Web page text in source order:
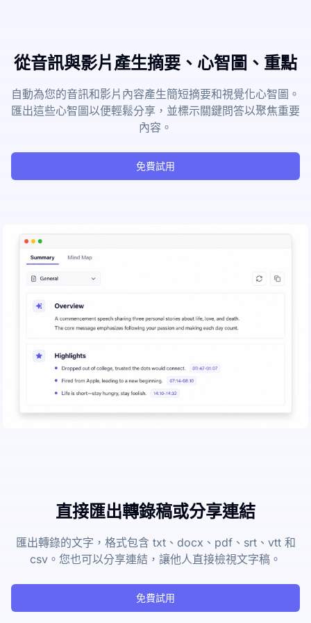
從音訊與影片產生摘要、心智圖、重點
自動為您的音訊和影片內容產生簡短摘要和視覺化心智圖。
匯出這些心智圖以便輕鬆分享，並標示關鍵問答以聚焦重要
內容。
免費試用
直接匯出轉錄稿或分享連結
匯出轉錄的文字，格式包含 txt、docx、pdf、srt、vtt 和
csv。您也可以分享連結，讓他人直接檢視文字稿。
免費試用